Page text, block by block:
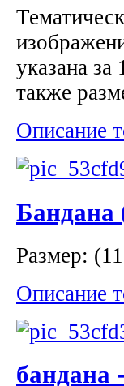
указана
также
Описание
Бандана
Размер:
Описание
бандана